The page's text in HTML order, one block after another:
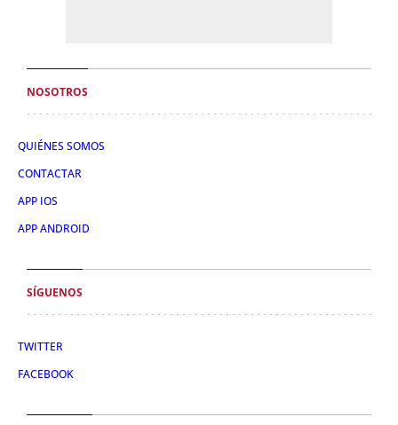
NOSOTROS
QUIÉNES SOMOS
CONTACTAR
APP IOS
APP ANDROID
SÍGUENOS
TWITTER
FACEBOOK